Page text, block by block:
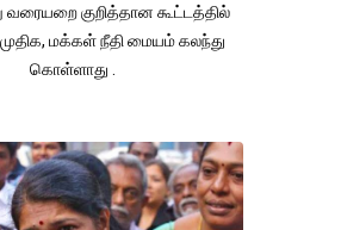
வரையறை குறித்தான கூட்டத்தில்
மக்கள் நீதி மையம் கலந்து
கொள்ளாது .